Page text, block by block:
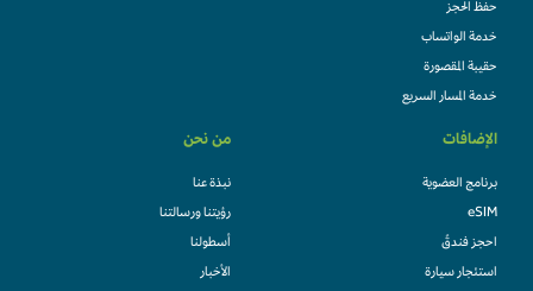
حفظ الحجز
خدمة الواتساب
حقيبة المقصورة
خدمة المسار السريع
الإضافات
برنامج العضوية
eSIM
احجز فندقً
استئجار سيارة
من نحن
نبذة عنا
رؤيتنا ورسالتنا
أسطولنا
الأخبار